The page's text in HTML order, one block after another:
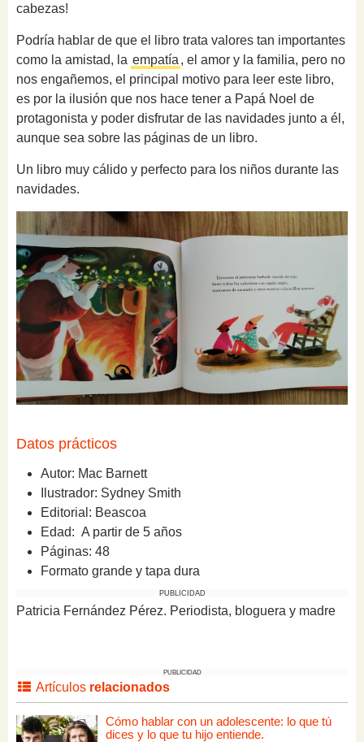
cabezas!
Podría hablar de que el libro trata valores tan importantes
como la amistad, la empatía , el amor y la familia, pero no
nos engañemos, el principal motivo para leer este libro,
es por la ilusión que nos hace tener a Papá Noel de
protagonista y poder disfrutar de las navidades junto a él,
aunque sea sobre las páginas de un libro.
Un libro muy cálido y perfecto para los niños durante las
navidades.
Datos prácticos
Autor: Mac Barnett
Ilustrador: Sydney Smith
Editorial: Beascoa
Edad: A partir de 5 años
Páginas: 48
Formato grande y tapa dura
PUBLICIDAD
Patricia Fernández Pérez. Periodista, bloguera y madre
PUBLICIDAD
Artículos relacionados
Cómo hablar con un adolescente: lo que tú
dices y lo que tu hijo entiende.